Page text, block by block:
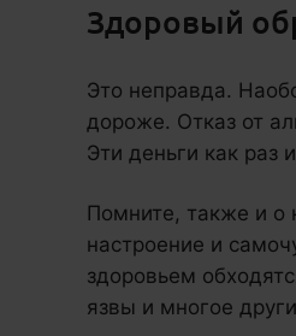
Здоровый
Это неправда.
дороже. Отказ от
Эти деньги как
Помните, также и о
настроение и
здоровьем
язвы и многое